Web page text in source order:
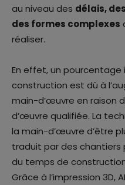
au niveau des délais,
des formes complexes
réaliser.
En effet, un
construction est dû à
main-d’œuvre en raison
d’œuvre qualifiée. La
la main-d’œuvre d’être
traduit par des chantiers
du temps de
Grâce à l’impression 3D,